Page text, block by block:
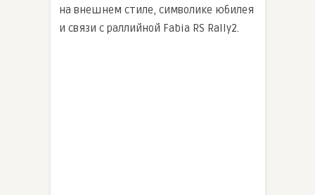
на внешнем стиле, символике юбилея
и связи с раллийной Fabia RS Rally2.